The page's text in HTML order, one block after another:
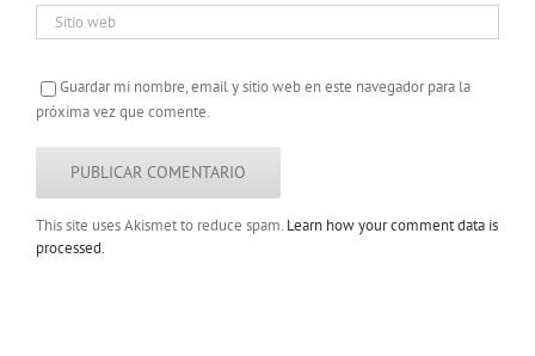
Guardar mi nombre, email y sitio web en este navegador para la
próxima vez que comente.
This site uses Akismet to reduce spam. Learn how your comment data is
processed.